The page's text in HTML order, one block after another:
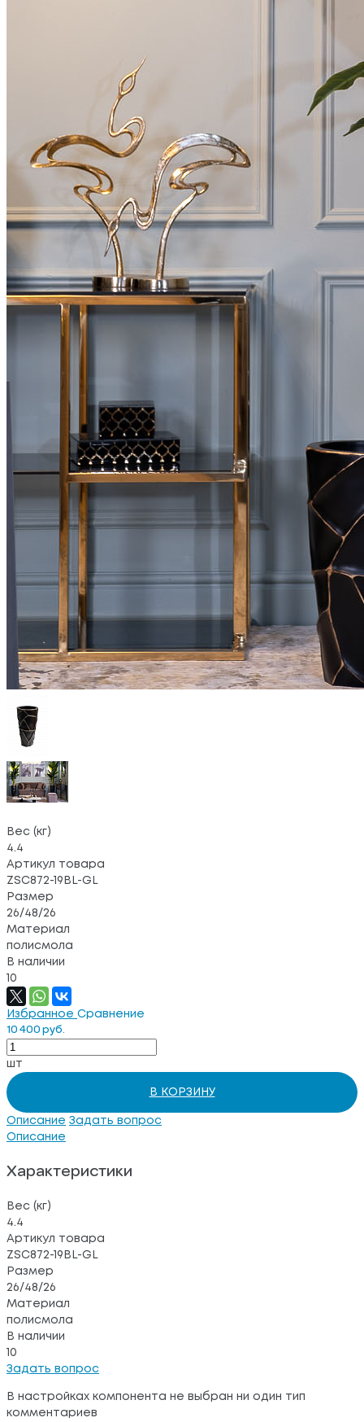
Вес (кг)
4.4
Артикул товара
ZSC872-19BL-GL
Размер
26/48/26
Материал
полисмола
В наличии
10
Избранное Сравнение
10 400 руб.
шт
В КОРЗИНУ
Описание Задать вопрос
Описание
Характеристики
Вес (кг)
4.4
Артикул товара
ZSC872-19BL-GL
Размер
26/48/26
Материал
полисмола
В наличии
10
Задать вопрос
В настройках компонента не выбран ни один тип
комментариев